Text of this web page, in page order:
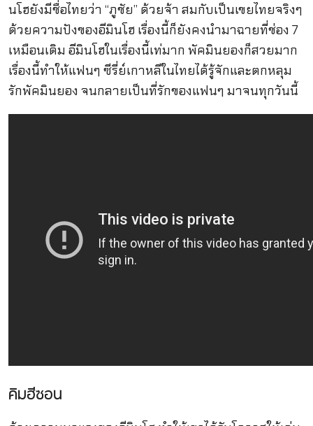
นโฮยังมีชื่อไทยว่า “ภูชัย” ด้วยจ้า สมกับเป็นเขยไทยจริงๆ
ด้วยความปังของอีมินโฮ เรื่องนี้ก็ยังคงนำมาฉายที่ช่อง 7
เหมือนเดิม อีมินโฮในเรื่องนี้เท่มาก พัคมินยองก็สวยมาก
เรื่องนี้ทำให้แฟนๆ ซีรี่ย์เกาหลีในไทยได้รู้จักและตกหลุม
รักพัคมินยอง จนกลายเป็นที่รักของแฟนๆ มาจนทุกวันนี้
คิมฮีซอน